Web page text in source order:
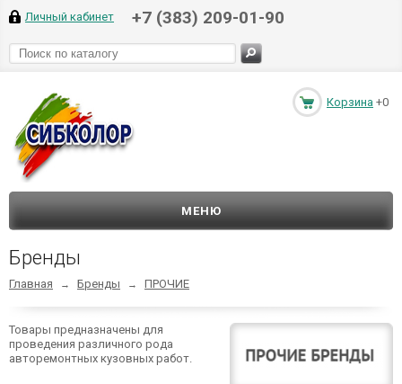
Личный кабинет +7 (383) 209-01-90
Корзина +0
МЕНЮ
Бренды
Главная → Бренды → ПРОЧИЕ
Товары предназначены для
проведения различного рода
авторемонтных кузовных работ.